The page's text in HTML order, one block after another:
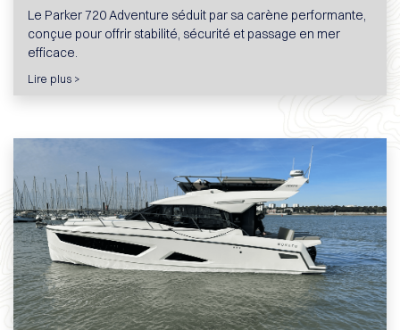
Le Parker 720 Adventure séduit par sa carène performante,
conçue pour offrir stabilité, sécurité et passage en mer
efficace.
Lire plus >